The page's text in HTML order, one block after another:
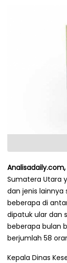
Sumatera Utara
dan jenis
beberapa di
dipatuk ular dan
beberapa bulan
berjumlah 58
Kepala Dinas